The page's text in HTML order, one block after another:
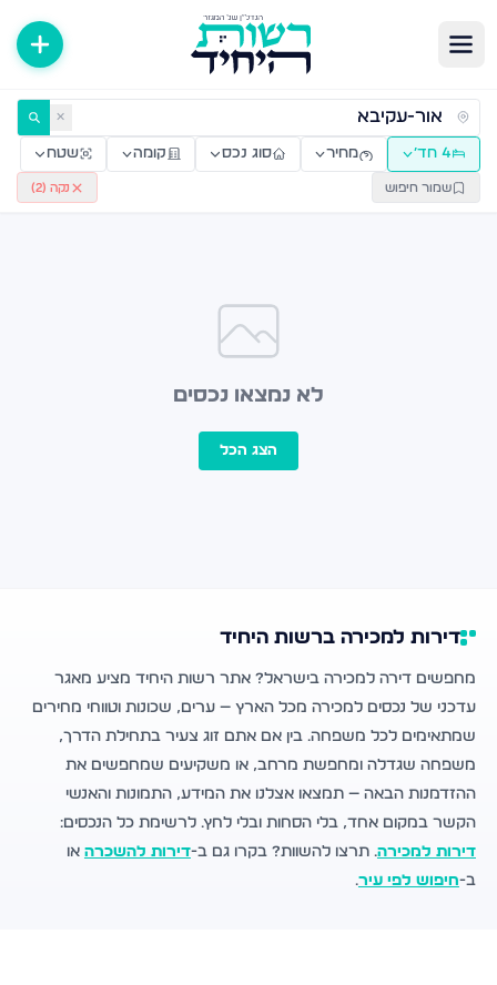
דירות למכירה ולהשכרה — רשות היחיד ✕
4 חד׳ מחיר סוג נכס קומה שטח
שמור חיפוש נקה (2
)
לא נמצאו נכסים
הצג הכל
דירות למכירה ברשות היחיד
מחפשים דירה למכירה בישראל? אתר רשות היחיד מציע מאגר
עדכני של נכסים למכירה מכל הארץ — ערים, שכונות וטווחי מחירים
שמתאימים לכל משפחה. בין אם אתם זוג צעיר בתחילת הדרך,
משפחה שגדלה ומחפשת מרחב, או משקיעים שמחפשים את
ההזדמנות הבאה — תמצאו אצלנו את המידע, התמונות והאנשי
הקשר במקום אחד, בלי הסחות ובלי לחץ. לרשימת כל הנכסים:
דירות למכירה. תרצו להשוות? בקרו גם ב-דירות להשכרה או
ב-חיפוש לפי עיר.